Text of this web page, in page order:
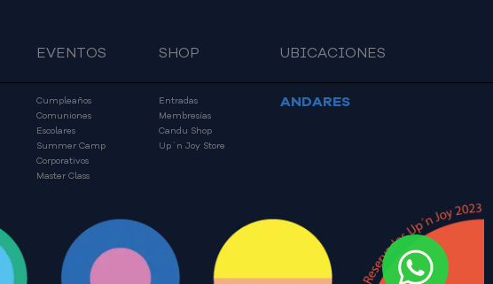
EVENTOS
Cumpleaños
Comuniones
Escolares
Summer Camp
Corporativos
Master Class
SHOP
Entradas
Membresías
Candu Shop
Up´n Joy Store
UBICACIONES
ANDARES